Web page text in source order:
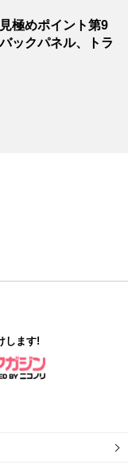
極めポイント第9
ックパネル、トラ
します!